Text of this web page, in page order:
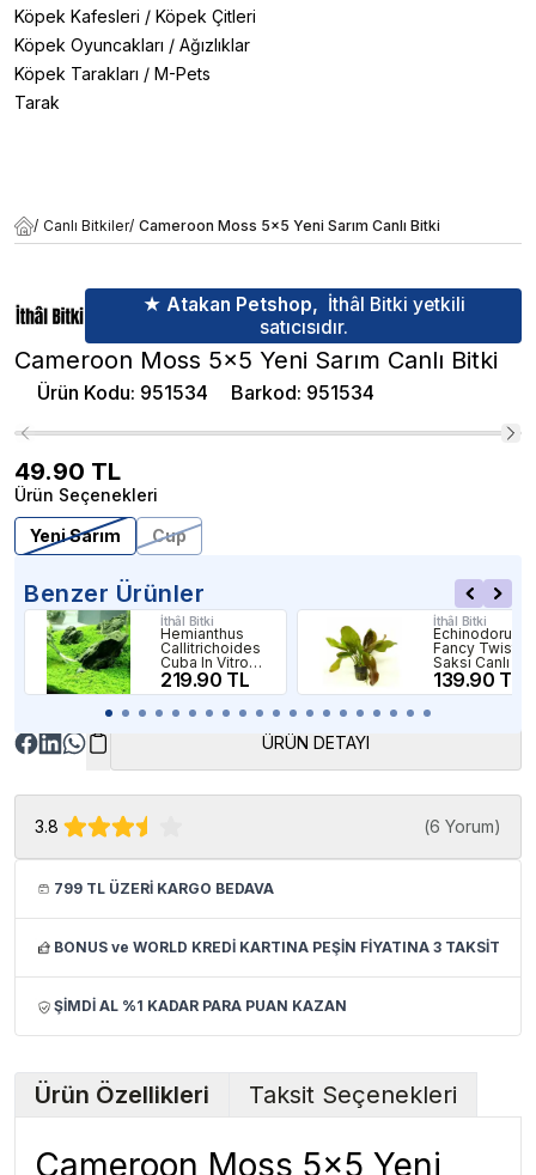
Köpek Kafesleri / Köpek Çitleri
Köpek Oyuncakları / Ağızlıklar
Köpek Tarakları / M-Pets
Tarak
/ Canlı Bitkiler/ Cameroon Moss 5x5 Yeni Sarım Canlı Bitki
★ Atakan Petshop, İthâl Bitki yetkili
satıcısıdır.
Cameroon Moss 5x5 Yeni Sarım Canlı Bitki
Ürün Kodu: 951534 Barkod: 951534
49.90 TL
Ürün Seçenekleri
Yeni Sarım
Cup
Benzer Ürünler
İthâl Bitki
Hemianthus
Callitrichoides
Cuba In Vitro
Canlı Bitki
219.90 TL
İthâl Bitki
Echinodorus
Fancy Twist
Saksı Canlı
139.90 TL
ÜRÜN DETAYI
3.8 (6 Yorum)
799 TL ÜZERİ KARGO BEDAVA
BONUS ve WORLD KREDİ KARTINA PEŞİN FİYATINA 3 TAKSİT
ŞİMDİ AL %1 KADAR PARA PUAN KAZAN
Ürün Özellikleri Taksit Seçenekleri
Cameroon Moss 5x5 Yeni